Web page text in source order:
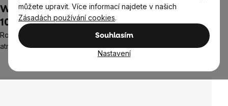
můžete upravit. Více informací najdete v našich
Zásadách používání cookies.
Souhlasím
Nastavení
WellMax® Christmas Spice Essential Oil,
100% přírodní esenciální olej, 10 ml
Rozmarýn, geránium, skořice a pomeranč pro hřejivou zimní
atmosféru a pohodu.
Průměrné
hodnocení